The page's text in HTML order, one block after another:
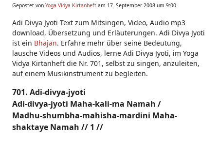
Gepostet von Yoga Vidya Kirtanheft am 17. September 2008 um 9:00
Adi Divya Jyoti Text zum Mitsingen, Video, Audio mp3
download, Übersetzung und Erläuterungen. Adi Divya Jyoti
ist ein Bhajan. Erfahre mehr über seine Bedeutung,
lausche Videos und Audios, lerne Adi Divya Jyoti, im Yoga
Vidya Kirtanheft die Nr. 701, selbst zu singen, anzuleiten,
auf einem Musikinstrument zu begleiten.
701. Adi-divya-jyoti
Adi-divya-jyoti Maha-kali-ma Namah /
Madhu-shumbha-mahisha-mardini Maha-
shaktaye Namah // 1 //